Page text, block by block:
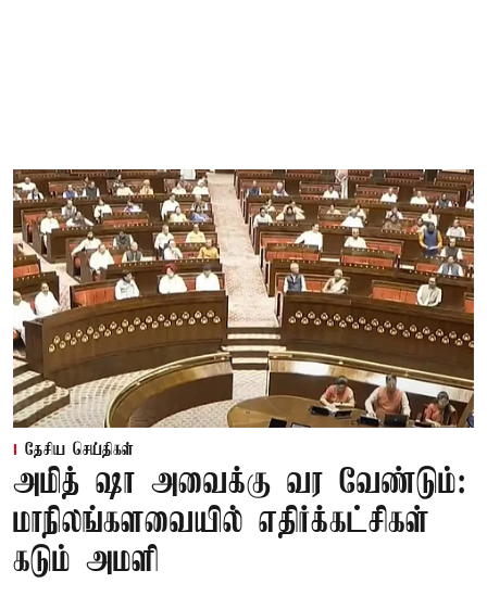
தேசிய செய்திகள்
அமித் ஷா அவைக்கு வர வேண்டும்:
மாநிலங்களவையில் எதிர்க்கட்சிகள்
கடும் அமளி